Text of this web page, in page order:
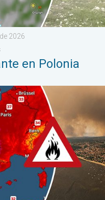
2026
en Polonia
en España y Francia.